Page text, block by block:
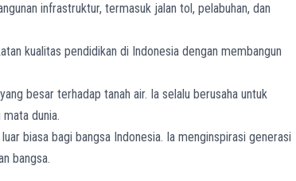
infrastruktur, termasuk jalan tol, pelabuhan, dan
kualitas pendidikan di Indonesia dengan membangun
besar terhadap tanah air. Ia selalu berusaha untuk
dunia.
biasa bagi bangsa Indonesia. Ia menginspirasi generasi
bangsa.